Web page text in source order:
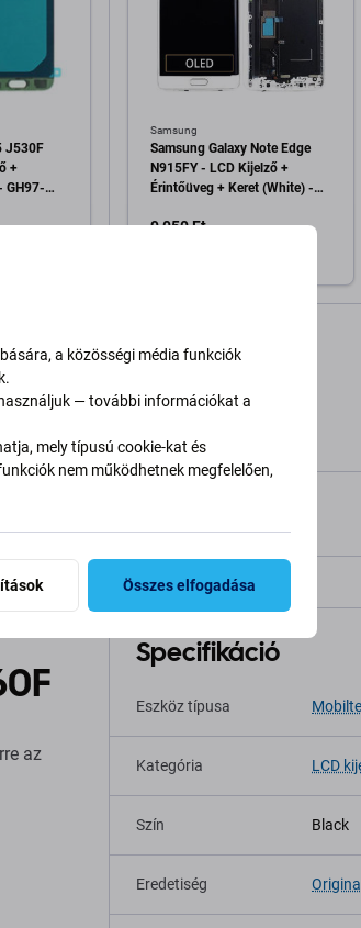
J530F
+
GH97-
Samsung
Samsung Galaxy Note Edge
N915FY - LCD Kijelző +
Érintőüveg + Keret (White) -
Service Pack
9 050 Ft
az
Specifikáció
Eszköz típusa
Kategória LCD
Szín Black
Eredetiség
a közösségi média funkciók
— további információkat a
mely típusú cookie-kat és
nem működhetnek megfelelően,
Összes elfogadása